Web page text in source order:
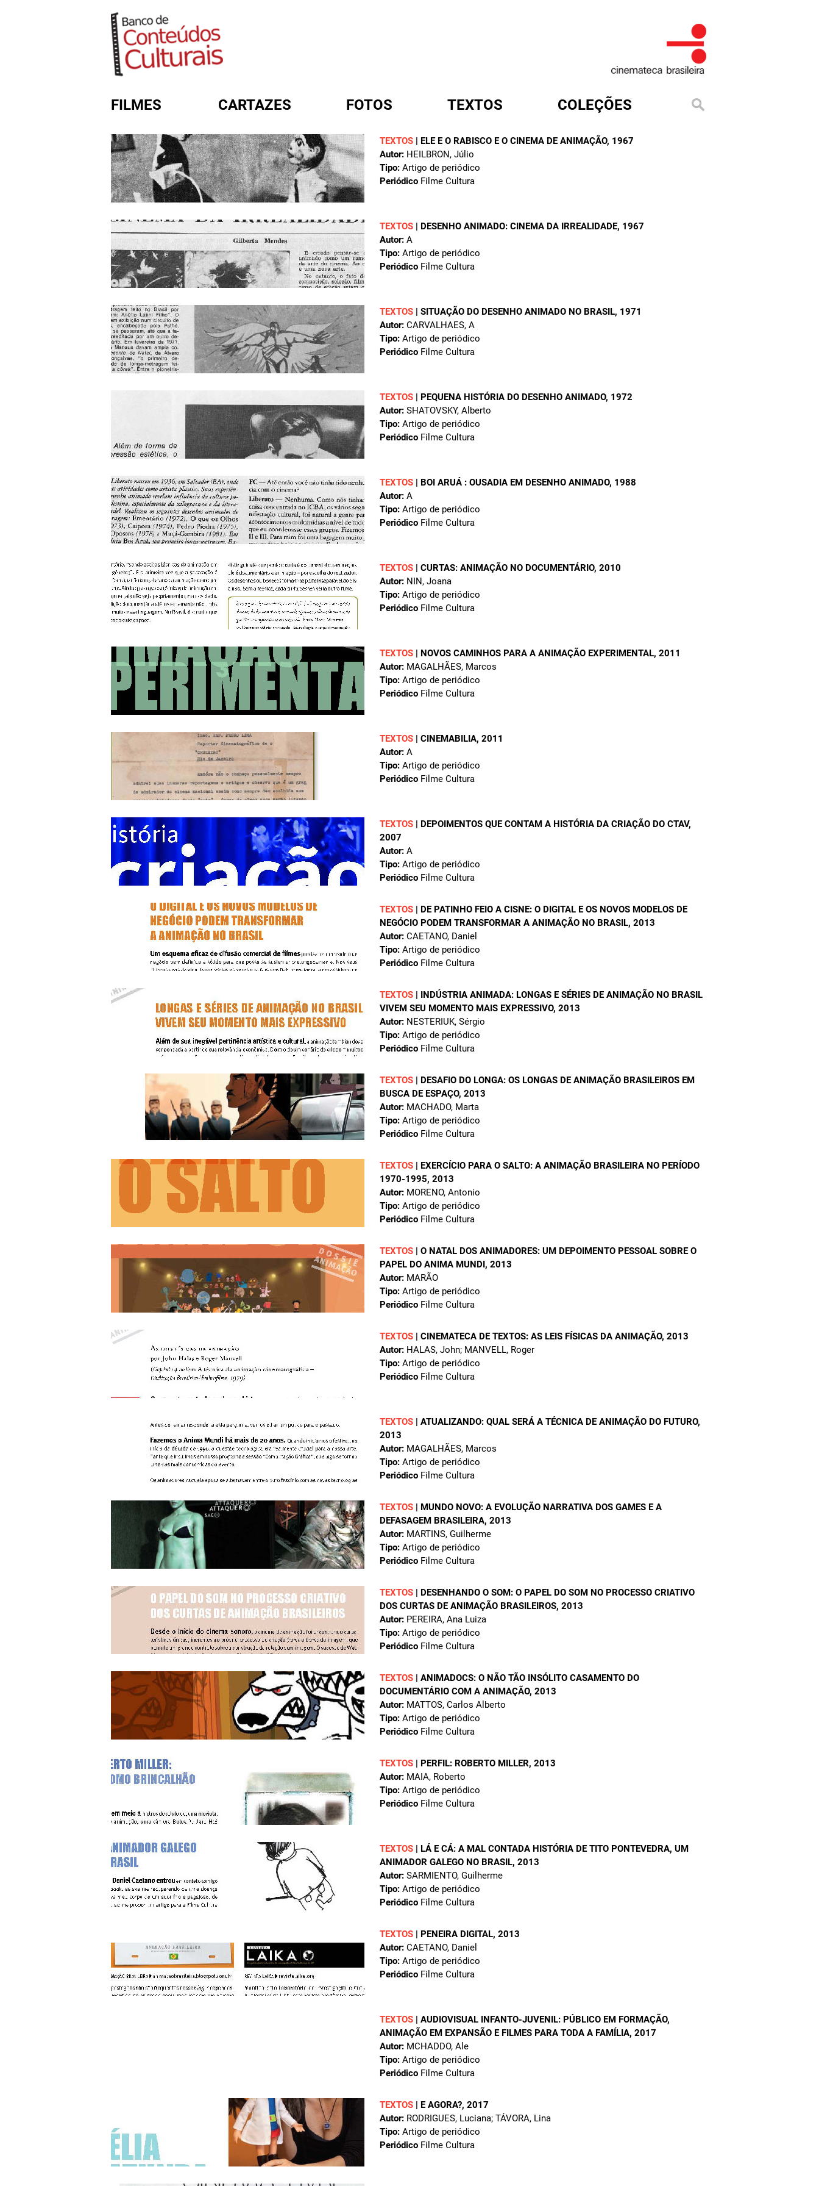
FILMES CARTAZES FOTOS TEXTOS COLEÇÕES
TEXTOS | ELE E O RABISCO E O CINEMA DE ANIMAÇÃO, 1967
Autor: HEILBRON, Júlio
Tipo: Artigo de periódico
Periódico Filme Cultura
TEXTOS | DESENHO ANIMADO: CINEMA DA IRREALIDADE, 1967
Autor: A
Tipo: Artigo de periódico
Periódico Filme Cultura
TEXTOS | SITUAÇÃO DO DESENHO ANIMADO NO BRASIL, 1971
Autor: CARVALHAES, A
Tipo: Artigo de periódico
Periódico Filme Cultura
TEXTOS | PEQUENA HISTÓRIA DO DESENHO ANIMADO, 1972
Autor: SHATOVSKY, Alberto
Tipo: Artigo de periódico
Periódico Filme Cultura
TEXTOS | BOI ARUÁ : OUSADIA EM DESENHO ANIMADO, 1988
Autor: A
Tipo: Artigo de periódico
Periódico Filme Cultura
TEXTOS | CURTAS: ANIMAÇÃO NO DOCUMENTÁRIO, 2010
Autor: NIN, Joana
Tipo: Artigo de periódico
Periódico Filme Cultura
TEXTOS | NOVOS CAMINHOS PARA A ANIMAÇÃO EXPERIMENTAL, 2011
Autor: MAGALHÃES, Marcos
Tipo: Artigo de periódico
Periódico Filme Cultura
TEXTOS | CINEMABILIA, 2011
Autor: A
Tipo: Artigo de periódico
Periódico Filme Cultura
TEXTOS | DEPOIMENTOS QUE CONTAM A HISTÓRIA DA CRIAÇÃO DO CTAV,
2007
Autor: A
Tipo: Artigo de periódico
Periódico Filme Cultura
TEXTOS | DE PATINHO FEIO A CISNE: O DIGITAL E OS NOVOS MODELOS DE
NEGÓCIO PODEM TRANSFORMAR A ANIMAÇÃO NO BRASIL, 2013
Autor: CAETANO, Daniel
Tipo: Artigo de periódico
Periódico Filme Cultura
TEXTOS | INDÚSTRIA ANIMADA: LONGAS E SÉRIES DE ANIMAÇÃO NO BRASIL
VIVEM SEU MOMENTO MAIS EXPRESSIVO, 2013
Autor: NESTERIUK, Sérgio
Tipo: Artigo de periódico
Periódico Filme Cultura
TEXTOS | DESAFIO DO LONGA: OS LONGAS DE ANIMAÇÃO BRASILEIROS EM
BUSCA DE ESPAÇO, 2013
Autor: MACHADO, Marta
Tipo: Artigo de periódico
Periódico Filme Cultura
TEXTOS | EXERCÍCIO PARA O SALTO: A ANIMAÇÃO BRASILEIRA NO PERÍODO
1970-1995, 2013
Autor: MORENO, Antonio
Tipo: Artigo de periódico
Periódico Filme Cultura
TEXTOS | O NATAL DOS ANIMADORES: UM DEPOIMENTO PESSOAL SOBRE O
PAPEL DO ANIMA MUNDI, 2013
Autor: MARÃO
Tipo: Artigo de periódico
Periódico Filme Cultura
TEXTOS | CINEMATECA DE TEXTOS: AS LEIS FÍSICAS DA ANIMAÇÃO, 2013
Autor: HALAS, John; MANVELL, Roger
Tipo: Artigo de periódico
Periódico Filme Cultura
TEXTOS | ATUALIZANDO: QUAL SERÁ A TÉCNICA DE ANIMAÇÃO DO FUTURO,
2013
Autor: MAGALHÃES, Marcos
Tipo: Artigo de periódico
Periódico Filme Cultura
TEXTOS | MUNDO NOVO: A EVOLUÇÃO NARRATIVA DOS GAMES E A
DEFASAGEM BRASILEIRA, 2013
Autor: MARTINS, Guilherme
Tipo: Artigo de periódico
Periódico Filme Cultura
TEXTOS | DESENHANDO O SOM: O PAPEL DO SOM NO PROCESSO CRIATIVO
DOS CURTAS DE ANIMAÇÃO BRASILEIROS, 2013
Autor: PEREIRA, Ana Luiza
Tipo: Artigo de periódico
Periódico Filme Cultura
TEXTOS | ANIMADOCS: O NÃO TÃO INSÓLITO CASAMENTO DO
DOCUMENTÁRIO COM A ANIMAÇÃO, 2013
Autor: MATTOS, Carlos Alberto
Tipo: Artigo de periódico
Periódico Filme Cultura
TEXTOS | PERFIL: ROBERTO MILLER, 2013
Autor: MAIA, Roberto
Tipo: Artigo de periódico
Periódico Filme Cultura
TEXTOS | LÁ E CÁ: A MAL CONTADA HISTÓRIA DE TITO PONTEVEDRA, UM
ANIMADOR GALEGO NO BRASIL, 2013
Autor: SARMIENTO, Guilherme
Tipo: Artigo de periódico
Periódico Filme Cultura
TEXTOS | PENEIRA DIGITAL, 2013
Autor: CAETANO, Daniel
Tipo: Artigo de periódico
Periódico Filme Cultura
TEXTOS | AUDIOVISUAL INFANTO-JUVENIL: PÚBLICO EM FORMAÇÃO,
ANIMAÇÃO EM EXPANSÃO E FILMES PARA TODA A FAMÍLIA, 2017
Autor: MCHADDO, Ale
Tipo: Artigo de periódico
Periódico Filme Cultura
TEXTOS | E AGORA?, 2017
Autor: RODRIGUES, Luciana; TÁVORA, Lina
Tipo: Artigo de periódico
Periódico Filme Cultura
FORMULÁRIO DE BUSCA